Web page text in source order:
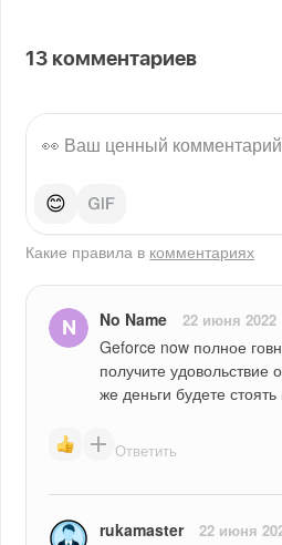
13 комментариев
😊
Какие правила в комментариях
No Name 22 июня 2022
Geforce now полное
получите удовольствие
же деньги будете
Ответить
rukamaster 22 июня